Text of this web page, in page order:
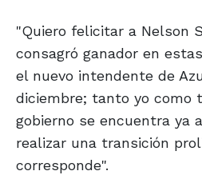
"Quiero felicitar a Nelson
consagró ganador en
el nuevo intendente de
diciembre; tanto yo como
gobierno se encuentra ya
realizar una transición
corresponde".